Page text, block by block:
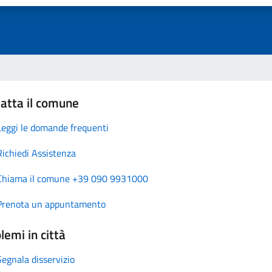
il comune
le domande frequenti
Assistenza
il comune +39 090 9931000
un appuntamento
in città
disservizio